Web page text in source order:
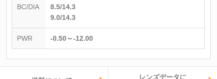
BC/DIA
8.5/14.3
9.0/14.3
PWR -0.50～-12.00
レンズデータに